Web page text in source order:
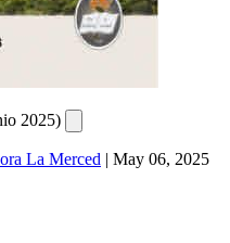
2025)
La Merced | May 06, 2025